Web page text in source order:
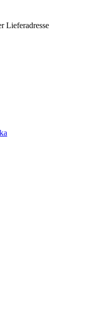
Lieferadresse